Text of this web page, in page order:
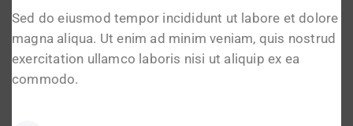
Sed do eiusmod tempor incididunt ut labore et dolore
magna aliqua. Ut enim ad minim veniam, quis nostrud
exercitation ullamco laboris nisi ut aliquip ex ea
commodo.